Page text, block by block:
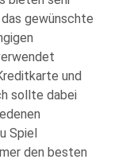
gewünschte
und
sollte dabei
Spiel
den besten